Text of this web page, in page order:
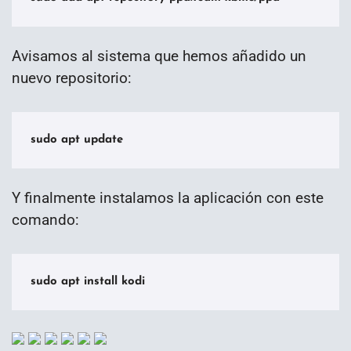
Avisamos al sistema que hemos añadido un
nuevo repositorio:
sudo apt update
Y finalmente instalamos la aplicación con este
comando:
sudo apt install kodi